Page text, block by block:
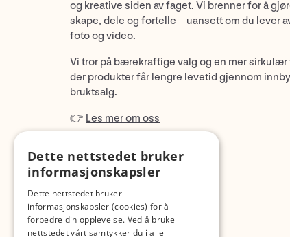
og kreative siden av faget. Vi brenner for å
skape, dele og fortelle – uansett om du lever
foto og video.
Vi tror på bærekraftige valg og en mer
der produkter får lengre levetid gjennom
bruktsalg.
👉 Les mer om oss
Dette nettstedet bruker
informasjonskapsler
Dette nettstedet bruker
informasjonskapsler (cookies) for å
forbedre din opplevelse. Ved å bruke
nettstedet vårt samtykker du i alle